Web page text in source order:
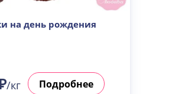
на день рождения
/кг Подробнее